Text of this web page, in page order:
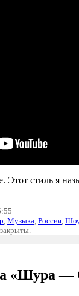
Этот стиль я
Музыка Россия
«Шура —